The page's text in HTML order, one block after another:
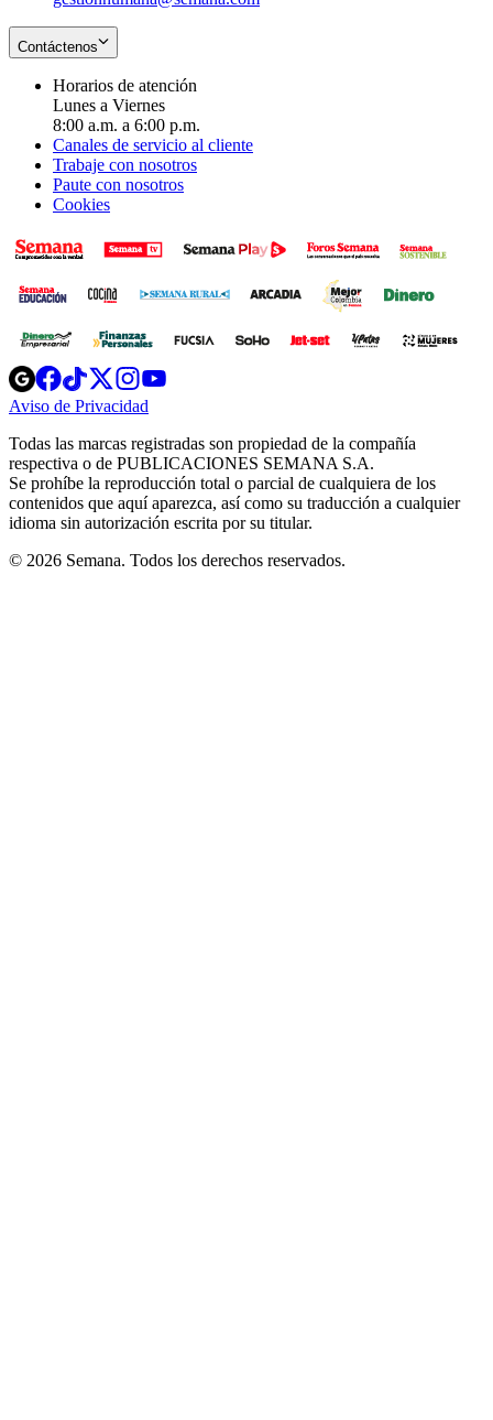
Contáctenos
Horarios de atención
Lunes a Viernes
8:00 a.m. a 6:00 p.m.
Canales de servicio al cliente
Trabaje con nosotros
Paute con nosotros
Cookies
Opens
in
new
Opens
in
new
Opens
in
new
window
Opens
new
windowwindow
Aviso de Privacidad
new
window
Todas las marcas registradas son propiedad de la compañía
respectiva o de PUBLICACIONES SEMANA S.A.
Se prohíbe la reproducción total o parcial de cualquiera de los
contenidos que aquí aparezca, así como su traducción a cualquier
idioma sin autorización escrita por su titular.
© 2026 Semana. Todos los derechos reservados.